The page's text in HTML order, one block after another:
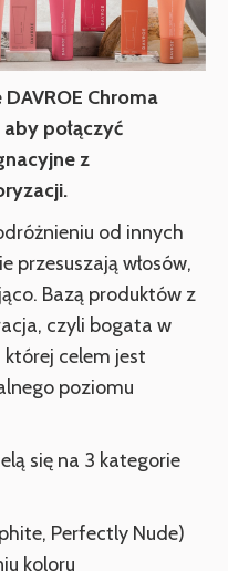
Chroma
połączyć
z
od innych
przesuszają włosów,
Bazą produktów z
czyli bogata w
której celem jest
poziomu
się na 3 kategorie
Perfectly Nude)
koloru